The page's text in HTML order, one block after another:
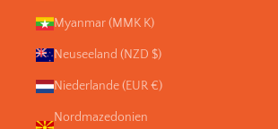
Myanmar (MMK K)
Neuseeland (NZD $)
Niederlande (EUR €)
Nordmazedonien